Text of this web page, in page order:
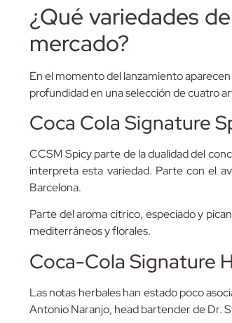
¿Qué variedades
mercado?
En el momento del lanzamiento
profundidad en una selección de cuatro
Coca Cola Signature
CCSM Spicy parte de la dualidad del
interpreta esta variedad. Parte con el
Barcelona.
Parte del aroma citrico, especiado y
mediterráneos y florales.
Coca-Cola Signature
Las notas herbales han estado poco
Antonio Naranjo, head bartender de Dr.